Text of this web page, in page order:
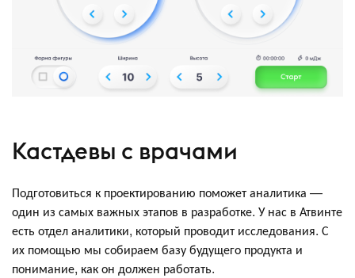
Кастдевы с врачами
Подготовиться к проектированию поможет аналитика —
один из самых важных этапов в разработке. У нас в Атвинте
есть отдел аналитики, который проводит исследования. С
их помощью мы собираем базу будущего продукта и
понимание, как он должен работать.